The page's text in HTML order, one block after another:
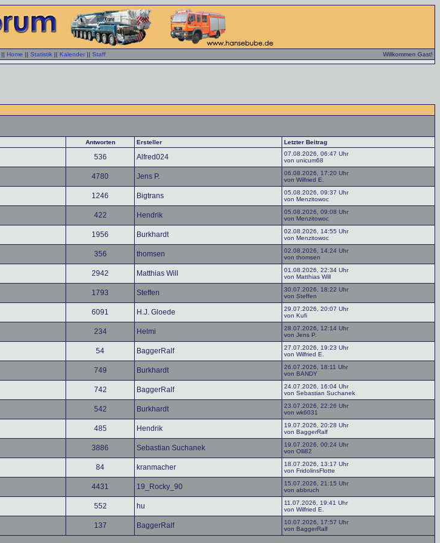
|| Home || Statistik || Kalender || Staff Willkommen Gast!
Antworten Ersteller Letzter Beitrag
536 Alfred024
07.08.2026, 06:47 Uhr
von unicum68
4780 Jens P.
06.08.2026, 17:20 Uhr
von Wilfried E.
1246 Bigtrans
05.08.2026, 09:37 Uhr
von Menzitowoc
422 Hendrik
05.08.2026, 09:08 Uhr
von Menzitowoc
1956 Burkhardt
02.08.2026, 14:55 Uhr
von Menzitowoc
356 thomsen
02.08.2026, 14:24 Uhr
von thomsen
2942 Matthias Will
01.08.2026, 22:34 Uhr
von Matthias Will
1793 Steffen
30.07.2026, 18:22 Uhr
von Steffen
6091 H.J. Gloede
29.07.2026, 20:07 Uhr
von Kufi
234 Helmi
28.07.2026, 12:14 Uhr
von Jens P.
54 BaggerRalf
27.07.2026, 19:23 Uhr
von Wilfried E.
749 Burkhardt
26.07.2026, 18:11 Uhr
von BANDY
742 BaggerRalf
24.07.2026, 16:04 Uhr
von Sebastian Suchanek
542 Burkhardt
23.07.2026, 22:26 Uhr
von wk6031
485 Hendrik
19.07.2026, 20:28 Uhr
von BaggerRalf
3886 Sebastian Suchanek
19.07.2026, 00:24 Uhr
von Olli82
84 kranmacher
18.07.2026, 13:17 Uhr
von FridolinsFlotte
4431 19_Rocky_90
15.07.2026, 21:15 Uhr
von abbruch
552 hu
11.07.2026, 19:41 Uhr
von Wilfried E.
137 BaggerRalf
10.07.2026, 17:57 Uhr
von BaggerRalf